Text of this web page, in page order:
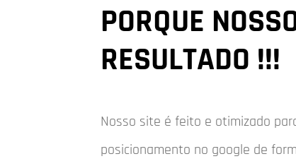
PORQUE
RESULTADO !!!
Nosso site é feito e otimizado
posicionamento no google de